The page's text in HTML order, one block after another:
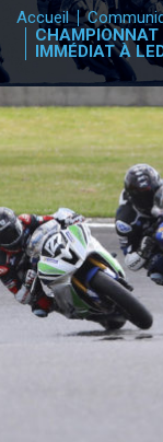
PRESSE
PRESSE
Accueil
CHAMPIONNAT
IMMÉDIAT À